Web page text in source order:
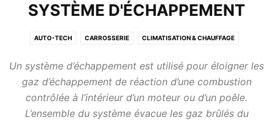
SYSTÈME D'ÉCHAPPEMENT
AUTO-TECH CARROSSERIE CLIMATISATION & CHAUFFAGE
LES MOTOS MOTEUR OBD CODES
REFROIDISSEMENT & LUBRIFICATION
SYSTÈME D'ÉCHAPPEMENT
Un système d’échappement est utilisé pour éloigner les
gaz d’échappement de réaction d’une combustion
contrôlée à l’intérieur d’un moteur ou d’un poêle.
L’ensemble du système évacue les gaz brûlés du